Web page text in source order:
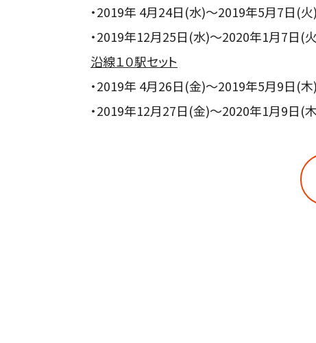
・2019年 4月24日(水)～2019年5月7日(火)
・2019年12月25日(水)～2020年1月7日(
沿線１０駅セット
・2019年 4月26日(金)～2019年5月9日(木)
・2019年12月27日(金)～2020年1月9日(